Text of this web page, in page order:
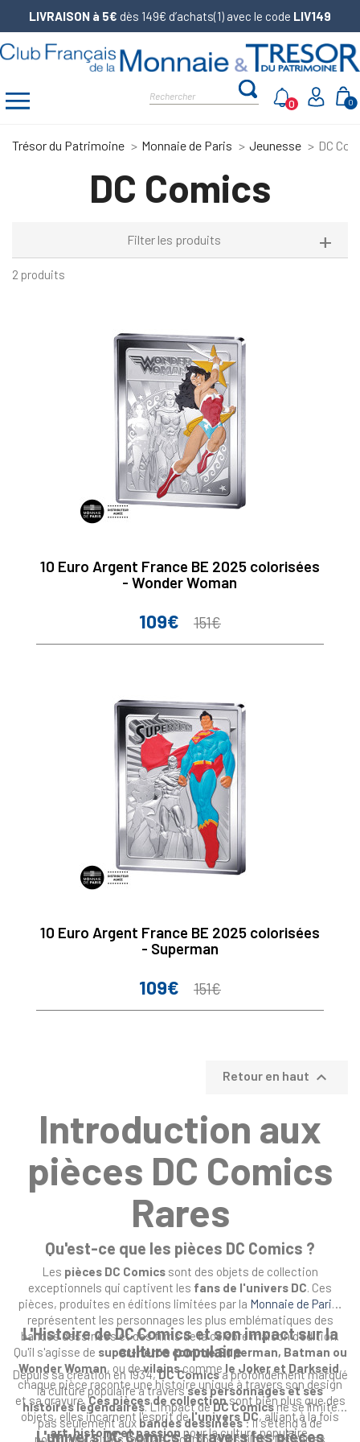
LIVRAISON à 5€ dès 149€ d’achats(1) avec le code LIV149
0
0
Trésor du Patrimoine Monnaie de Paris Jeunesse DC
DC Comics
Filter les produits
2 produits
10 Euro Argent France BE 2025 colorisées
- Wonder Woman
Prix
109€
Prix
151€
10 Euro Argent France BE 2025 colorisées
- Superman
Prix
109€
Prix
151€
Retour en haut 
Introduction aux
pièces DC Comics
Rares
Qu'est-ce que les pièces DC Comics ?
Les pièces DC Comics sont des objets de collection
exceptionnels qui captivent les fans de l'univers DC. Ces
pièces, produites en éditions limitées par la Monnaie de Paris,
représentent les personnages les plus emblématiques des
bandes dessinées et des films de la célèbre maison d'édition.
Qu'il s'agisse de super-héros comme Superman, Batman ou
Wonder Woman, ou devilainscomme le Joker et Darkseid,
chaque pièce raconte une histoire unique à travers son design
et sa gravure. Ces pièces de collectionsont bien plus que des
objets, elles incarnent l'esprit del'univers DC, alliant à la fois
art, histoire et passion pour la culture populaire.
L'Histoire de DC Comics et son impact sur la
culture populaire
Depuis sa création en 1934,DC Comicsa profondément marqué
la culture populaire à traversses personnages et ses
histoires légendaires. L'impact deDC Comicsne se limite
pas seulement aux bandes dessinées: il s'étend à de
L'univers DC Comics à travers les pièces